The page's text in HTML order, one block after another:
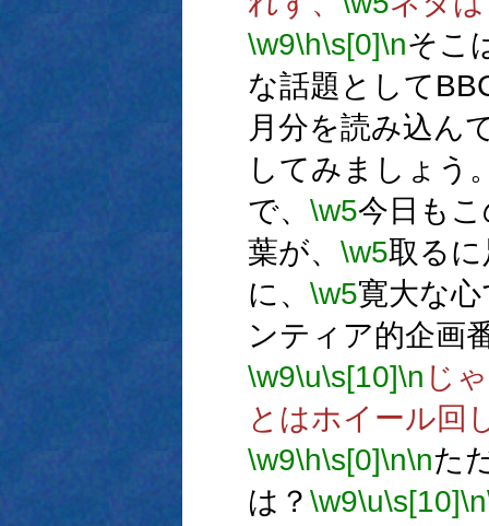
\w9\h\s[0]\nそこ
な話題として
月分を読み込ん
してみましょう
で、 \w5今日も
葉が、 \w5取る
に、 \w5寛大な
ンティア的企画
\w9\u\s[10]\n じ
とはホイール回
\w9\h\s[0]\n\nた
は？ \w9\u\s[10]\n